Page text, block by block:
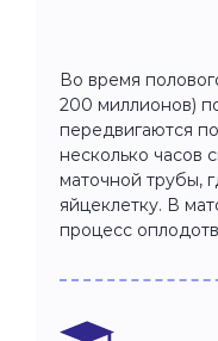
Во время
200 миллионов)
передвигаются
несколько часов
маточной трубы,
яйцеклетку. В
процесс